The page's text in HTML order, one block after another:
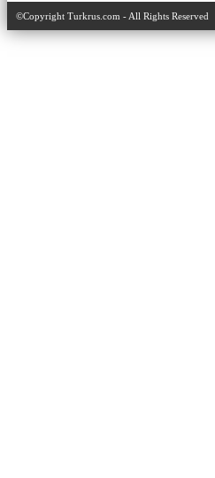
©Copyright Turkrus.com - All Rights Reserved